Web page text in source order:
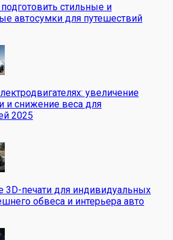
стильные и
автосумки для путешествий
увеличение
и снижение веса для
2025
3D-печати для индивидуальных
обвеса и интерьера авто